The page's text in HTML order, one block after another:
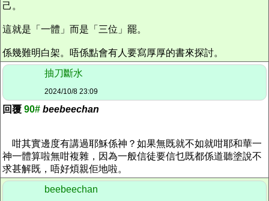
己。
這就是「一體」而是「三位」罷。
係幾難明白架。唔係點會有人要寫厚厚的書來探討。
抽刀斷水
2024/10/8 23:09
回覆 90# beebeechan
咁其實邊度有講過耶穌係神？如果無既就不如就咁耶和華一
神一體算啦無咁複雜，因為一般信徒要信乜既都係道聽塗說不
求甚解既，唔好煩親佢地啦。
beebeechan